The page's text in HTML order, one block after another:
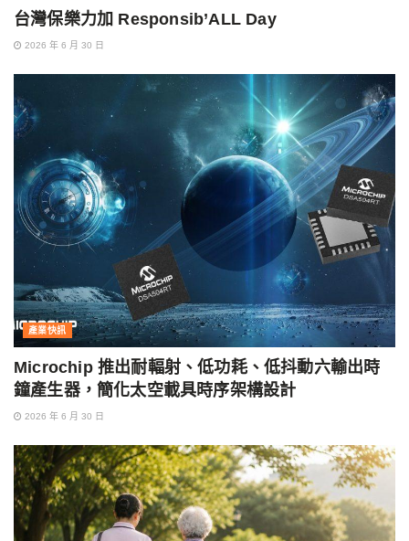
台灣保樂力加 Responsib’ALL Day
2026 年 6 月 30 日
產業快訊
Microchip 推出耐輻射、低功耗、低抖動六輸出時
鐘產生器，簡化太空載具時序架構設計
2026 年 6 月 30 日